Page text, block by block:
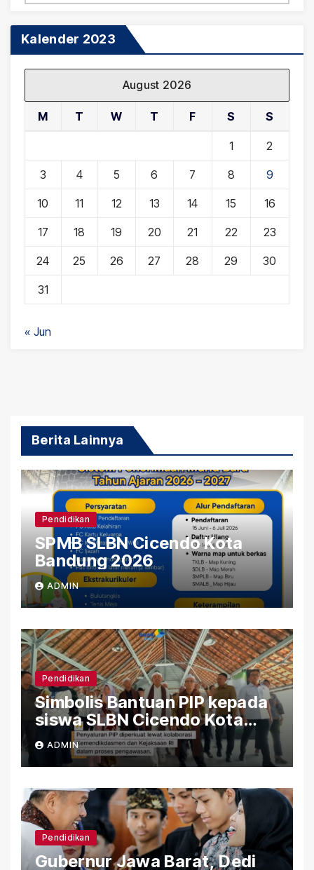
Berita
Kalender 2023
August 2026
M T W T F S S
1 2
3 4 5 6 7 8 9
10 11 12 13 14 15 16
17 18 19 20 21 22 23
24 25 26 27 28 29 30
31
« Jun
Berita Lainnya
Pendidikan
SPMB SLBN Cicendo Kota
Bandung 2026
ADMIN
Pendidikan
Simbolis Bantuan PIP kepada
siswa SLBN Cicendo Kota
Bandung
ADMIN
Pendidikan
Gubernur Jawa Barat, Dedi